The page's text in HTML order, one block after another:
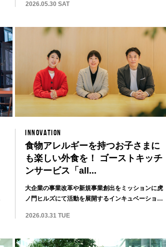
2026.05.30 SAT
INNOVATION
食物アレルギーを持つお子さまに
も楽しい外食を！ ゴーストキッチ
ンサービス「all...
大企業の事業改革や新規事業創出をミッションに虎
ノ門ヒルズにて活動を展開するインキュベーション
2026.03.31 TUE